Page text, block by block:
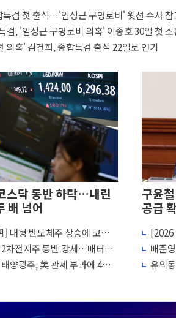
특검 첫 출석…'임성근 구명로비' 윗선 수사 참
검, '임성근 구명로비 의혹' 이종호 30일 첫 소
의혹' 김건희, 종합특검 출석 22일로 연기
스닥 동반 하락…내린
배 넘어
] 대형 반도체주 상승에 코스
1%대 반등
차전지주 동반 강세…배터리3
상승
양광주, 美 관세 부과에 4%
구윤
공급
[2026
유'서
배준
과세
유의
교수…국립외교원장에 김흥규 교수
정비법·주택법 등 처리 협조하라"
…AI 금융데이터 분석 과정 개설
시 급락에 업계 1위